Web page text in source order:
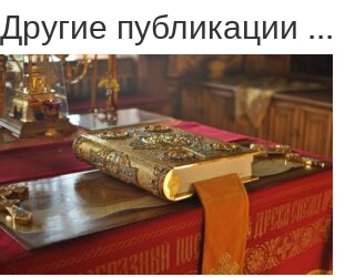
Другие публикации ...